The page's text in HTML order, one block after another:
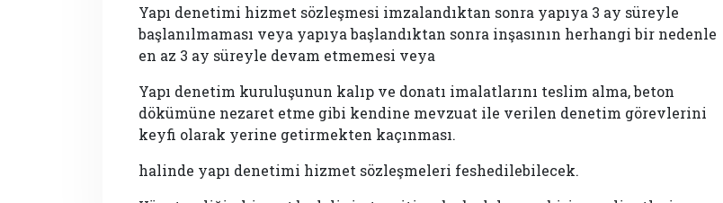
Yapı denetimi hizmet sözleşmesi imzalandıktan sonra yapıya 3 ay süreyle
başlanılmaması veya yapıya başlandıktan sonra inşasının herhangi bir nedenle
en az 3 ay süreyle devam etmemesi veya
Yapı denetim kuruluşunun kalıp ve donatı imalatlarını teslim alma, beton
dökümüne nezaret etme gibi kendine mevzuat ile verilen denetim görevlerini
keyfi olarak yerine getirmekten kaçınması.
halinde yapı denetimi hizmet sözleşmeleri feshedilebilecek.